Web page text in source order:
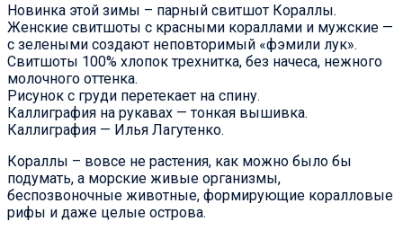
Новинка этой зимы – парный свитшот Кораллы.
Женские свитшоты с красными кораллами и мужские —
с зелеными создают неповторимый «фэмили лук».
Свитшоты 100% хлопок трехнитка, без начеса, нежного
молочного оттенка.
Рисунок с груди перетекает на спину.
Каллиграфия на рукавах — тонкая вышивка.
Каллиграфия — Илья Лагутенко.
Кораллы – вовсе не растения, как можно было бы
подумать, а морские живые организмы,
беспозвоночные животные, формирующие коралловые
рифы и даже целые острова.